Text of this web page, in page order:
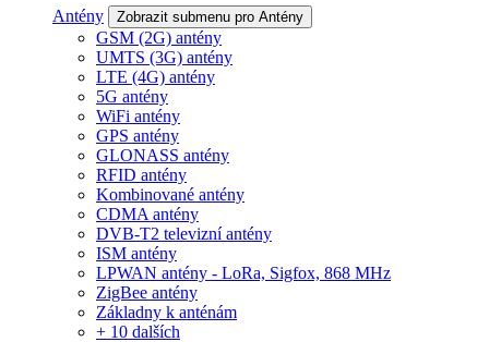
Antény Zobrazit submenu pro Antény
GSM (2G) antény
UMTS (3G) antény
LTE (4G) antény
5G antény
WiFi antény
GPS antény
GLONASS antény
RFID antény
Kombinované antény
CDMA antény
DVB-T2 televizní antény
ISM antény
LPWAN antény - LoRa, Sigfox, 868 MHz
ZigBee antény
Základny k anténám
+ 10 dalších